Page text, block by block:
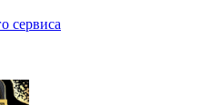
сервиса